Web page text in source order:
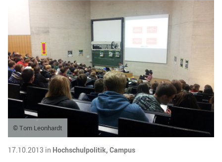
© Tom Leonhardt
17.10.2013 in Hochschulpolitik, Campus